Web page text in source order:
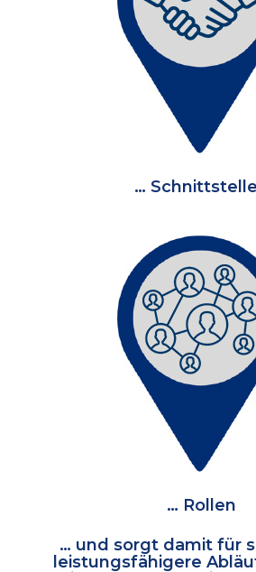
…
… Rollen
… und sorgt damit für
leistungsfähigere